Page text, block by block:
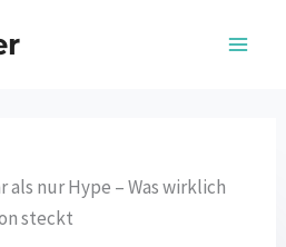
als nur Hype – Was wirklich
steckt